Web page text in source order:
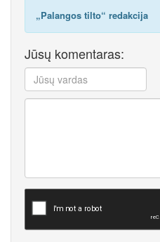
„Palangos tilto“ redakcija
Jūsų komentaras: